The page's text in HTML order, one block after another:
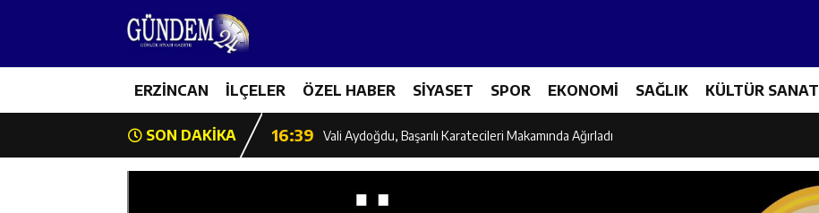
ERZİNCAN İLÇELER ÖZEL HABER SİYASET SPOR EKONOMİ SAĞLIK KÜLTÜR SANAT
SON DAKİKA
16:40 Mustafa Sarıgül’den “Parti Değiştirdi” İddialarına Yanıt
16:39 Vali Aydoğdu, Başarılı Karatecileri Makamında Ağırladı